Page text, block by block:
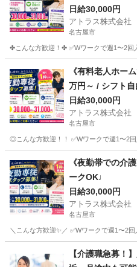
日給30,000円
アトラス株式会社
名古屋市
✤こんな方歓迎！✤ ✅Wワークで週1〜2回
介護 スタッフ
《有料老人ホー
万円～ / シフト
日給30,000円
アトラス株式会社
名古屋市
◎こんな方歓迎！！ ✅Wワークで週1〜2
介護 スタッフ
《夜勤帯での介護
ークOK♩
日給30,000円
アトラス株式会社
名古屋市
＼こんな方歓迎✨／ ✅Wワークで週1〜2
介護 スタッフ
【介護職急募！